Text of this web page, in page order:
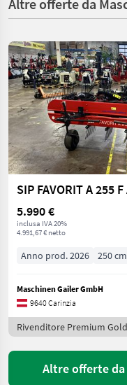
Altre offerte da
5.990 €
inclusa IVA 20%
4.991,67 € netto
Anno prod. 2026 250 cm
Maschinen Gailer GmbH
9640 Carinzia
Rivenditore Premium Gold
Altre offerte da